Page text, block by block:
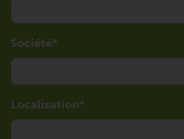
Société
Localisation